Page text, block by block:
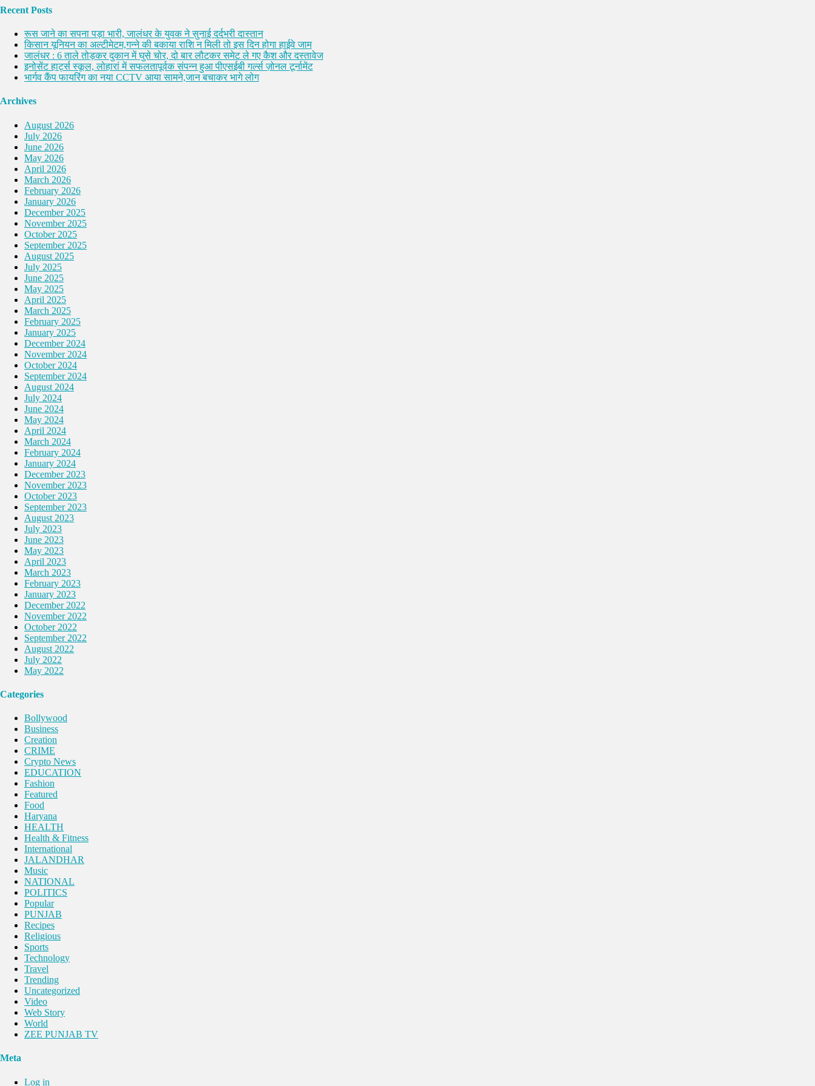
Recent Posts
रूस जाने का सपना पड़ा भारी, जालंधर के युवक ने सुनाई दर्दभरी दास्तान
किसान यूनियन का अल्टीमेटम,गन्ने की बकाया राशि न मिली तो इस दिन होगा हाईवे जाम
जालंधर : 6 ताले तोड़कर दुकान में घुसे चोर, दो बार लौटकर समेट ले गए कैश और दस्तावेज
इनोसेंट हार्ट्स स्कूल, लोहारां में सफलतापूर्वक संपन्न हुआ पीएसईबी गर्ल्स ज़ोनल टूर्नामेंट
भार्गव कैंप फायरिंग का नया CCTV आया सामने,जान बचाकर भागे लोग
Archives
August 2026
July 2026
June 2026
May 2026
April 2026
March 2026
February 2026
January 2026
December 2025
November 2025
October 2025
September 2025
August 2025
July 2025
June 2025
May 2025
April 2025
March 2025
February 2025
January 2025
December 2024
November 2024
October 2024
September 2024
August 2024
July 2024
June 2024
May 2024
April 2024
March 2024
February 2024
January 2024
December 2023
November 2023
October 2023
September 2023
August 2023
July 2023
June 2023
May 2023
April 2023
March 2023
February 2023
January 2023
December 2022
November 2022
October 2022
September 2022
August 2022
July 2022
May 2022
Categories
Bollywood
Business
Creation
CRIME
Crypto News
EDUCATION
Fashion
Featured
Food
Haryana
HEALTH
Health & Fitness
International
JALANDHAR
Music
NATIONAL
POLITICS
Popular
PUNJAB
Recipes
Religious
Sports
Technology
Travel
Trending
Uncategorized
Video
Web Story
World
ZEE PUNJAB TV
Meta
Log in